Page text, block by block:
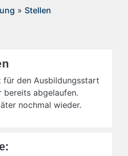
» Stellen
für den Ausbildungsstart
bereits abgelaufen.
nochmal wieder.